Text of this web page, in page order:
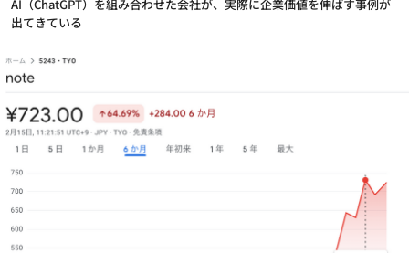
AI（ChatGPT）を組み合わせた会社が、実際に企業価値を伸ばす事例が
出てきている